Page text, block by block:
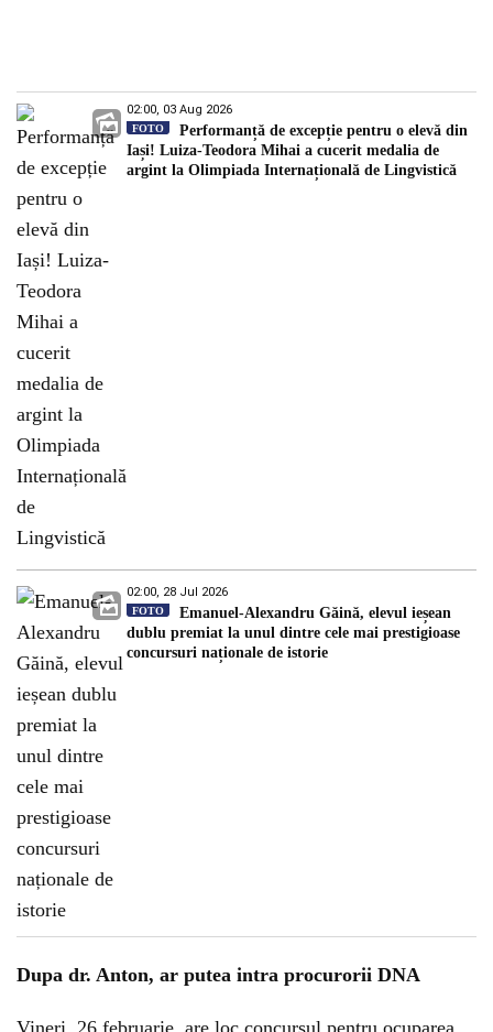
02:00, 03 Aug 2026
FOTO
Performanță de excepție pentru o elevă din
Iași! Luiza-Teodora Mihai a cucerit medalia de
argint la Olimpiada Internațională de Lingvistică
02:00, 28 Jul 2026
FOTO
Emanuel-Alexandru Găină, elevul ieșean
dublu premiat la unul dintre cele mai prestigioase
concursuri naționale de istorie
Dupa dr. Anton, ar putea intra procurorii DNA
Vineri, 26 februarie, are loc concursul pentru ocuparea